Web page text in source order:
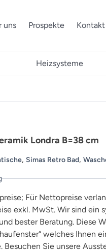
uns Prospekte Kontakt
Heizsysteme
Londra B=38 cm
, Simas Retro Bad,
Für Nettopreise
exkl. MwSt. Wir sind
bester Beratung. Diese
welches Ihnen
Besuchen Sie unsere